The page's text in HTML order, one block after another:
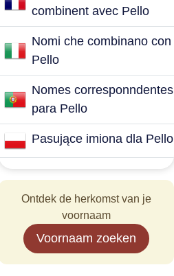
combinent avec Pello
Nomi che combinano con
Pello
Nomes corresponndentes
para Pello
Pasujące imiona dla Pello
Ontdek de herkomst van je
voornaam
Voornaam zoeken